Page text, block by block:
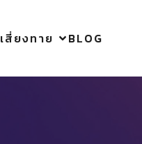
เสี่ยงทาย BLOG